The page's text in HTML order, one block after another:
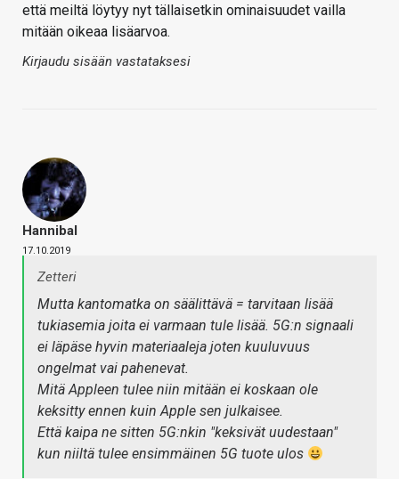
että meiltä löytyy nyt tällaisetkin ominaisuudet vailla
mitään oikeaa lisäarvoa.
Kirjaudu sisään vastataksesi
Hannibal
17.10.2019
Zetteri
Mutta kantomatka on säälittävä = tarvitaan lisää
tukiasemia joita ei varmaan tule lisää. 5G:n signaali
ei läpäse hyvin materiaaleja joten kuuluvuus
ongelmat vai pahenevat.
Mitä Appleen tulee niin mitään ei koskaan ole
keksitty ennen kuin Apple sen julkaisee.
Että kaipa ne sitten 5G:nkin "keksivät uudestaan"
kun niiltä tulee ensimmäinen 5G tuote ulos